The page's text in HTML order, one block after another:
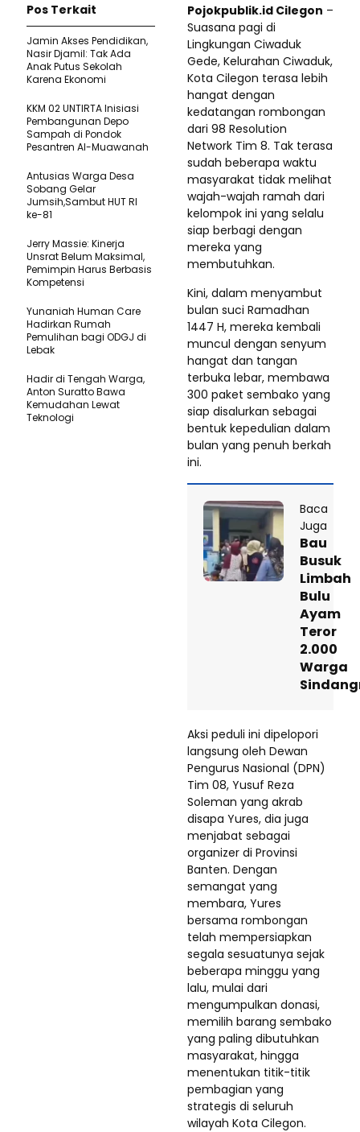
Pojokpublik.id Cilegon –
Suasana pagi di
Lingkungan Ciwaduk
Gede, Kelurahan Ciwaduk,
Kota Cilegon terasa lebih
hangat dengan
kedatangan rombongan
dari 98 Resolution
Network Tim 8. Tak terasa
sudah beberapa waktu
masyarakat tidak melihat
wajah-wajah ramah dari
kelompok ini yang selalu
siap berbagi dengan
mereka yang
membutuhkan.
Kini, dalam menyambut
bulan suci Ramadhan
1447 H, mereka kembali
muncul dengan senyum
hangat dan tangan
terbuka lebar, membawa
300 paket sembako yang
siap disalurkan sebagai
bentuk kepedulian dalam
bulan yang penuh berkah
ini.
Baca
Juga
Bau
Busuk
Limbah
Bulu
Ayam
Teror
2.000
Warga
Aksi peduli ini dipelopori
langsung oleh Dewan
Pengurus Nasional (DPN)
Tim 08, Yusuf Reza
Soleman yang akrab
disapa Yures, dia juga
menjabat sebagai
organizer di Provinsi
Banten. Dengan
semangat yang
membara, Yures
bersama rombongan
telah mempersiapkan
segala sesuatunya sejak
beberapa minggu yang
lalu, mulai dari
mengumpulkan donasi,
memilih barang sembako
yang paling dibutuhkan
masyarakat, hingga
menentukan titik-titik
pembagian yang
strategis di seluruh
wilayah Kota Cilegon.
Pos Terkait
Jamin Akses Pendidikan,
Nasir Djamil: Tak Ada
Anak Putus Sekolah
Karena Ekonomi
KKM 02 UNTIRTA Inisiasi
Pembangunan Depo
Sampah di Pondok
Pesantren Al-Muawanah
Antusias Warga Desa
Sobang Gelar
Jumsih,Sambut HUT RI
ke-81
Jerry Massie: Kinerja
Unsrat Belum Maksimal,
Pemimpin Harus Berbasis
Kompetensi
Yunaniah Human Care
Hadirkan Rumah
Pemulihan bagi ODGJ di
Lebak
Hadir di Tengah Warga,
Anton Suratto Bawa
Kemudahan Lewat
Teknologi ​